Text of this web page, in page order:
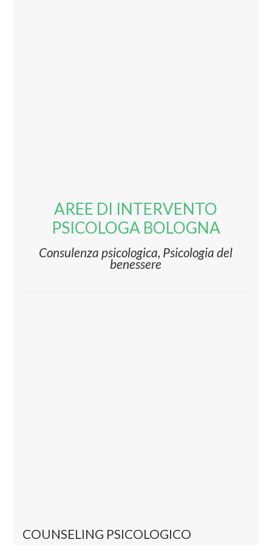
AREE DI INTERVENTO
PSICOLOGA BOLOGNA
Consulenza psicologica, Psicologia del
benessere
COUNSELING PSICOLOGICO